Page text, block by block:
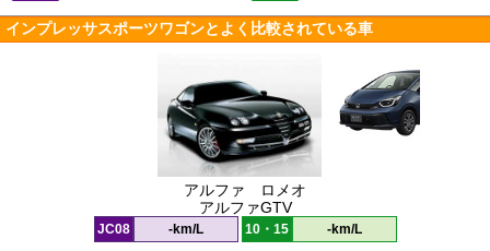
インプレッサスポーツワゴンとよく比較されている車
アルファ ロメオ
アルファGTV
JC08 -km/L 10・15 -km/L